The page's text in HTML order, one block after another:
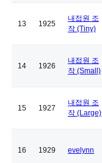
13 1925
내접원 조
작 (Tiny)
14 1926
내접원 조
작 (Small)
15 1927
내접원 조
작 (Large)
16 1929 evelynn